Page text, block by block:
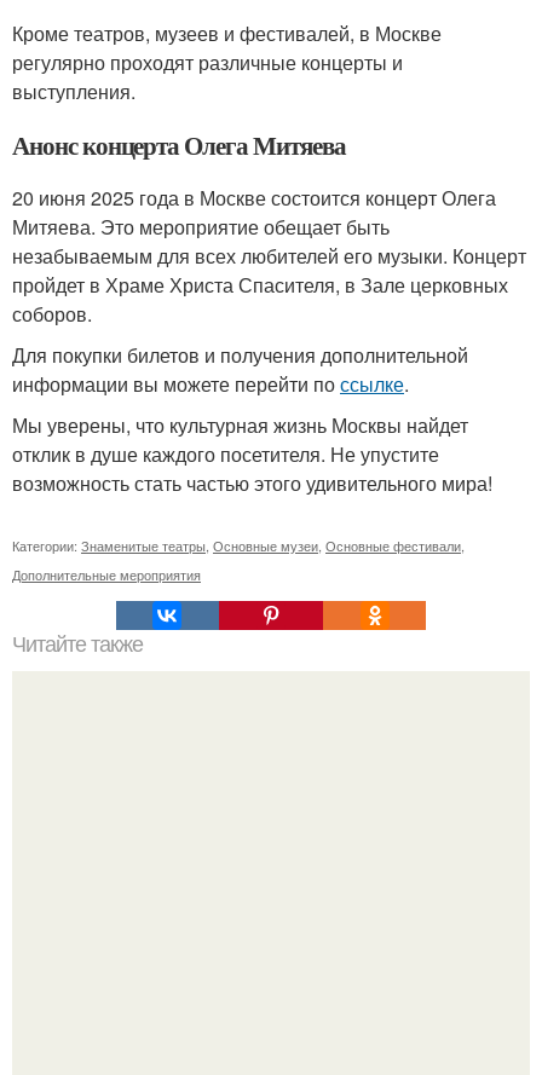
Кроме театров, музеев и фестивалей, в Москве
регулярно проходят различные концерты и
выступления.
Анонс концерта Олега Митяева
20 июня 2025 года в Москве состоится концерт Олега
Митяева. Это мероприятие обещает быть
незабываемым для всех любителей его музыки. Концерт
пройдет в Храме Христа Спасителя, в Зале церковных
соборов.
Для покупки билетов и получения дополнительной
информации вы можете перейти поссылке.
Мы уверены, что культурная жизнь Москвы найдет
отклик в душе каждого посетителя. Не упустите
возможность стать частью этого удивительного мира!
Категории: Знаменитые театры Основные музеи Основные фестивали
Дополнительные мероприятия
Читайте также